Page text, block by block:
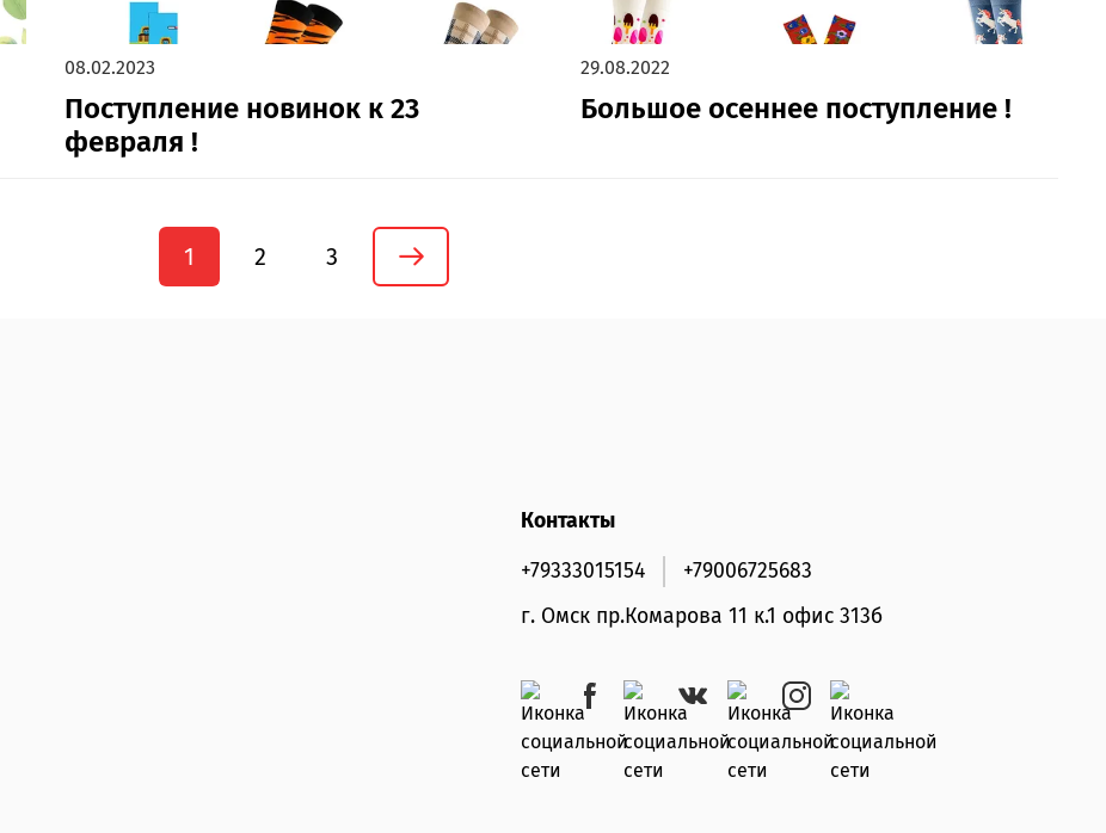
08.02.2023
Поступление новинок к 23
февраля !
29.08.2022
Большое осеннее поступление !
1 2 3
Контакты
+79333015154
+79006725683
г. Омск пр.Комарова 11 к.1 офис 313б